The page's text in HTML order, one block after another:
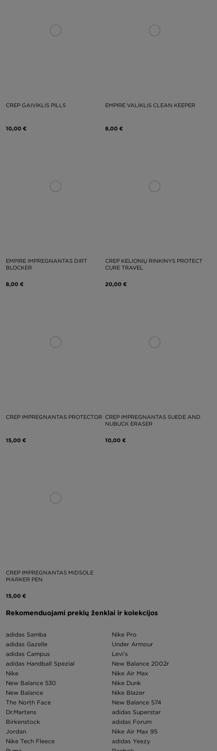
CREP GAIVIKLIS PILLS
10,00 €
EMPIRE VALIKLIS CLEAN KEEPER
8,00 €
EMPIRE IMPREGNANTAS DIRT
BLOCKER
8,00 €
CREP KELIONIŲ RINKINYS PROTECT
CURE TRAVEL
20,00 €
CREP IMPREGNANTAS PROTECTOR
15,00 €
CREP IMPREGNANTAS SUEDE AND
NUBUCK ERASER
10,00 €
CREP IMPREGNANTAS MIDSOLE
MARKER PEN
15,00 €
Rekomenduojami prekių ženklai ir kolekcijos
adidas Samba
adidas Gazelle
adidas Campus
adidas Handball Spezial
Nike
New Balance 530
New Balance
The North Face
Dr.Martens
Birkenstock
Jordan
Nike Tech Fleece
Nike Pro
Under Armour
Levi's
New Balance 2002r
Nike Air Max
Nike Dunk
Nike Blazer
New Balance 574
adidas Superstar
adidas Forum
Nike Air Max 95
adidas Yeezy